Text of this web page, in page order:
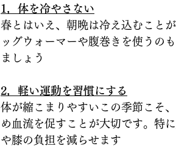
1，体を冷やさない
春とはいえ、朝晩は冷え込むこと
ッグウォーマーや腹巻きを使うの
ましょう
2，軽い運動を習慣にする
体が縮こまりやすいこの季節こそ
め血流を促すことが大切です。特
や膝の負担を減らせます